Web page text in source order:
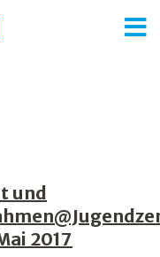
und
2017